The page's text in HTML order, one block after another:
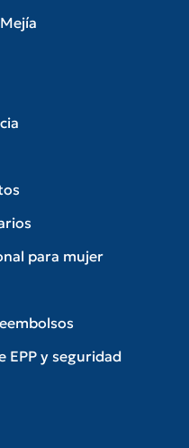
para mujer
EPP y seguridad